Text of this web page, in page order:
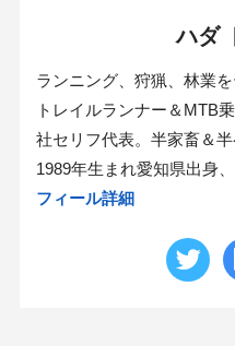
ハダ
ランニング、狩猟、林業
トレイルランナー＆MTB
社セリフ代表。半家畜＆
1989年生まれ愛知県出身
フィール詳細